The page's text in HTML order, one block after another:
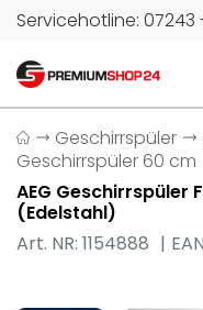
Servicehotline: 07243
Geschirrspüler
Geschirrspüler 60 cm
AEG Geschirrspüler
(Edelstahl)
Art. NR: 1154888